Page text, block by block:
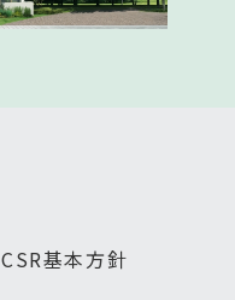
CSR基本方針